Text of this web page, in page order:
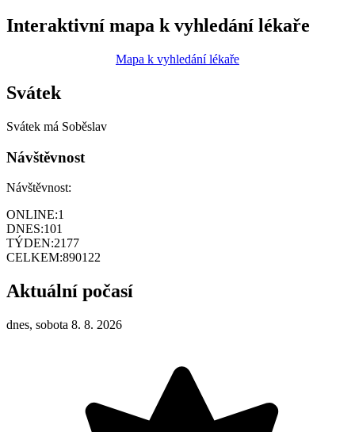
Interaktivní mapa k vyhledání lékaře
Mapa k vyhledání lékaře
Svátek
Svátek má Soběslav
Návštěvnost
Návštěvnost:
ONLINE:1
DNES:101
TÝDEN:2177
CELKEM:890122
Aktuální počasí
dnes, sobota 8. 8. 2026